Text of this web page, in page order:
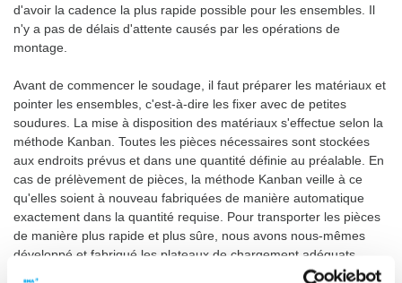
d'avoir la cadence la plus rapide possible pour les ensembles. Il
n'y a pas de délais d'attente causés par les opérations de
montage.
Avant de commencer le soudage, il faut préparer les matériaux et
pointer les ensembles, c'est-à-dire les fixer avec de petites
soudures. La mise à disposition des matériaux s'effectue selon la
méthode Kanban. Toutes les pièces nécessaires sont stockées
aux endroits prévus et dans une quantité définie au préalable. En
cas de prélèvement de pièces, la méthode Kanban veille à ce
qu'elles soient à nouveau fabriquées de manière automatique
exactement dans la quantité requise. Pour transporter les pièces
de manière plus rapide et plus sûre, nous avons nous-mêmes
développé et fabriqué les plateaux de chargement adéquats.
Ainsi, nous employons notre force d'innovation non seulement